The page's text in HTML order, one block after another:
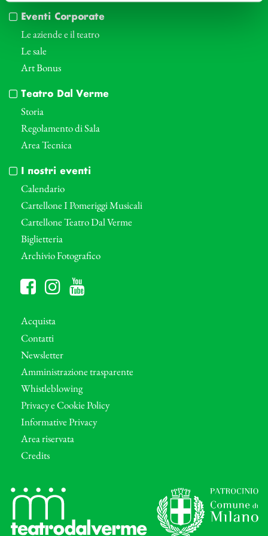
Eventi Corporate
Le aziende e il teatro
Le sale
Art Bonus
Teatro Dal Verme
Storia
Regolamento di Sala
Area Tecnica
I nostri eventi
Calendario
Cartellone I Pomeriggi Musicali
Cartellone Teatro Dal Verme
Biglietteria
Archivio Fotografico
Acquista
Contatti
Newsletter
Amministrazione trasparente
Whistleblowing
Privacy e Cookie Policy
Informative Privacy
Area riservata
Credits